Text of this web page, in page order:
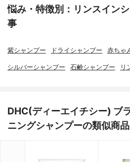
悩み・特徴別：リンスイン
事
紫シャンプー ドライシャンプー 赤ちゃ
シルバーシャンプー 石鹸シャンプー リ
DHC(ディーエイチシー) ブ
ニングシャンプーの類似商